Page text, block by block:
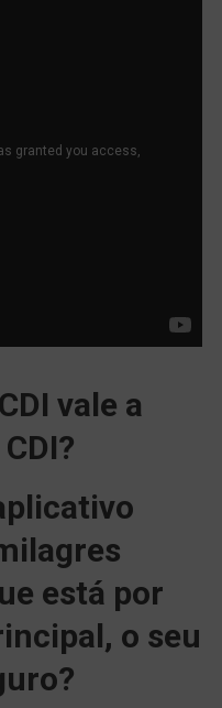
vale a
está por
o seu